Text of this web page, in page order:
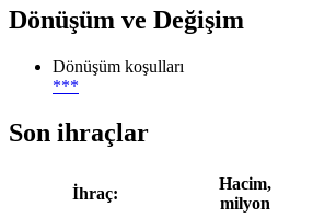
Dönüşüm ve Değişim
Dönüşüm koşulları
***
Son ihraçlar
İhraç:
Hacim,
milyon